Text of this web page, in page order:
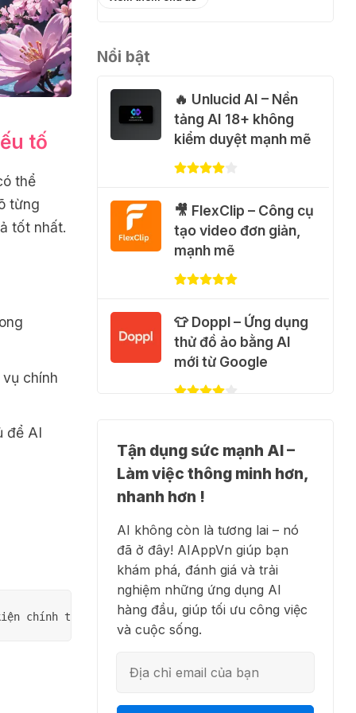
tố
thể
từng
tốt nhất.
chính
để AI
múa với Google Flow
Motion Control
31 Thg 07 2026
video AI + 100 hình
ảnh mỗi ngày với
Dola.com
31 Thg 07 2026
🎁 Hướng dẫn nhận
Google Plus 12 tháng
miễn phí
28 Thg 07 2026
script và hướng dẫn
giả mạo giúp "mở
khóa" Claude Max
27 Thg 07 2026
🍎 Claude for
Teachers – chương
trình miễn phí dành
cho giáo viên
🎁 Hướng dẫn
Nổi bật
🔥 Unlucid AI – Nền
tảng AI 18+ không
kiểm duyệt mạnh mẽ
🎥 FlexClip – Công cụ
tạo video đơn giản,
mạnh mẽ
👕 Doppl – Ứng dụng
thử đồ ảo bằng AI
mới từ Google
Trợ lý nghiên cứu AI
biến tài liệu thành tri
thức
👗 Higgsfield AI –
Biến ý tưởng thành
phim chất lượng cao
💻 Blackbox AI - Trợ
Tận dụng sức mạnh AI –
Làm việc thông minh hơn,
nhanh hơn !
AI không còn là tương lai – nó
đã ở đây! AIAppVn giúp bạn
khám phá, đánh giá và trải
nghiệm những ứng dụng AI
hàng đầu, giúp tối ưu công việc
và cuộc sống.